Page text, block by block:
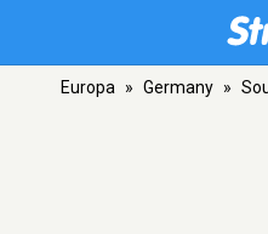
Europa » Germany »